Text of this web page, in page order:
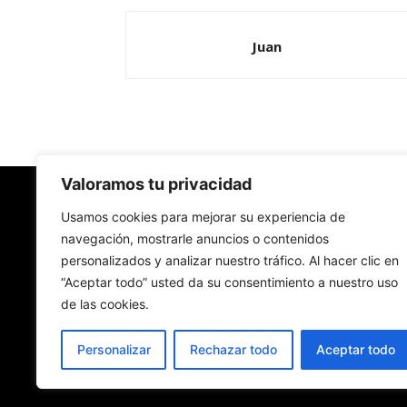
Valoramos tu privacidad
Usamos cookies para mejorar su experiencia de
navegación, mostrarle anuncios o contenidos
personalizados y analizar nuestro tráfico. Al hacer clic en
“Aceptar todo” usted da su consentimiento a nuestro uso
de las cookies.
Personalizar Rechazar todo Aceptar todo
Juan
Redes Cristianas
Una mirada alternativa sobre la Iglesia católica
- Colectivos de Redes Cristianas